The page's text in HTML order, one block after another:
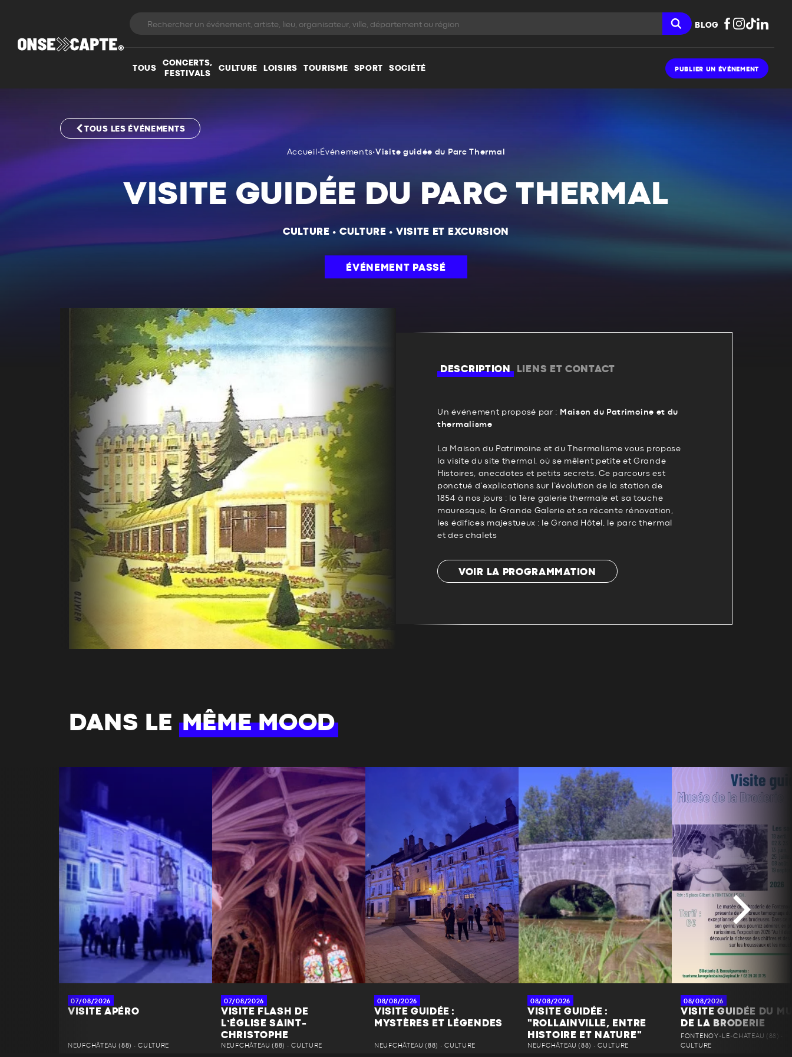
BLOG
TOUS
CONCERTS,
FESTIVALS
CULTURE LOISIRS TOURISME SPORT SOCIÉTÉ PUBLIER UN ÉVÉNEMENT
TOUS LES ÉVÉNEMENTS
Accueil •Événements•Visite guidée du Parc Thermal
VISITE GUIDÉE DU PARC THERMAL
CULTURE • CULTURE • VISITE ET EXCURSION
ÉVÉNEMENT PASSÉ
DESCRIPTION LIENS ET CONTACT
Un événement proposé par : Maison du Patrimoine et du
thermalisme
La Maison du Patrimoine et du Thermalisme vous propose
la visite du site thermal, où se mêlent petite et Grande
Histoires, anecdotes et petits secrets. Ce parcours est
ponctué d’explications sur l’évolution de la station de
1854 à nos jours : la 1ère galerie thermale et sa touche
mauresque, la Grande Galerie et sa récente rénovation,
les édifices majestueux : le Grand Hôtel, le parc thermal
et des chalets
VOIR LA PROGRAMMATION
DANS LE MÊME MOOD
07/08/2026
VISITE APÉRO
NEUFCHÂTEAU (88) • CULTURE
07/08/2026
VISITE FLASH DE
L’ÉGLISE SAINT-
CHRISTOPHE
NEUFCHÂTEAU (88) • CULTURE
08/08/2026
VISITE GUIDÉE :
MYSTÈRES ET LÉGENDES
NEUFCHÂTEAU (88) • CULTURE
08/08/2026
VISITE GUIDÉE :
"ROLLAINVILLE, ENTRE
HISTOIRE ET NATURE"
NEUFCHÂTEAU (88) • CULTURE
08/08/2026
VISITE GUIDÉE DU
DE LA BRODERIE
FONTENOY-LE-CHÂTEAU (88) •
CULTURE